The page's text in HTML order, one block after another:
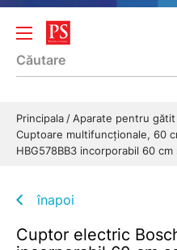
Principala Aparate pentru gătit
Cuptoare multifuncționale, 60
HBG578BB3 incorporabil 60
înapoi
Cuptor electric